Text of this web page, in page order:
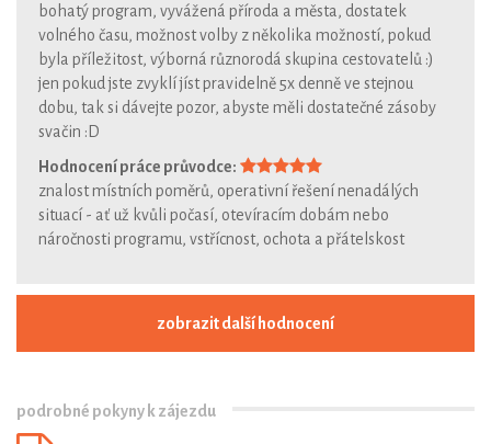
bohatý program, vyvážená příroda a města, dostatek
volného času, možnost volby z několika možností, pokud
byla příležitost, výborná různorodá skupina cestovatelů :)
jen pokud jste zvyklí jíst pravidelně 5x denně ve stejnou
dobu, tak si dávejte pozor, abyste měli dostatečné zásoby
svačin :D
Hodnocení práce průvodce:
znalost místních poměrů, operativní řešení nenadálých
situací - ať už kvůli počasí, otevíracím dobám nebo
náročnosti programu, vstřícnost, ochota a přátelskost
zobrazit další hodnocení
podrobné pokyny k zájezdu